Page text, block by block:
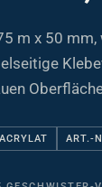
m x 50